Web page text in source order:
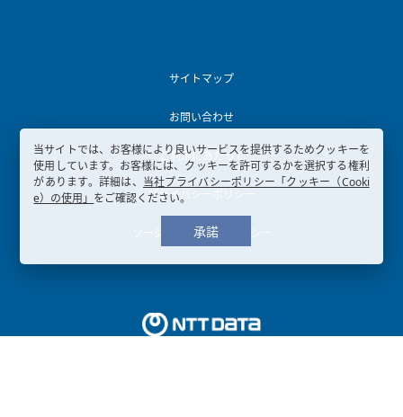
サイトマップ
お問い合わせ
ご利用にあたって
プライバシーポリシー
ソーシャルメディアポリシー
当サイトでは、お客様により良いサービスを提供するためクッキーを
使用しています。お客様には、クッキーを許可するかを選択する権利
があります。詳細は、 当社プライバシーポリシー「クッキー（Cooki
e）の使用」 をご確認ください。
承諾